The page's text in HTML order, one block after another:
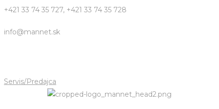
Skip
content
+421 33 74 35 727, +421 33 74 35 728
info@mannet.sk
Servis/Predajca